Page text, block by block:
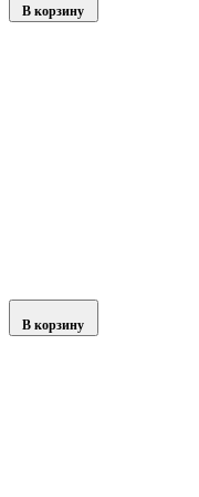
В корзину
В корзину